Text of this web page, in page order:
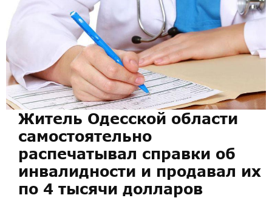
Житель Одесской области
самостоятельно
распечатывал справки об
инвалидности и продавал их
по 4 тысячи долларов